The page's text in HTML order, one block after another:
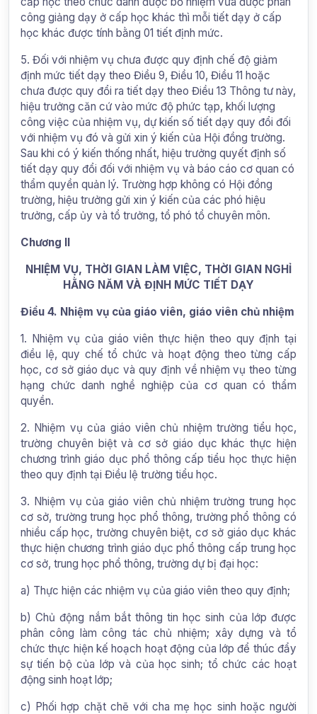
công giảng dạy ở cấp học khác thì mỗi tiết dạy ở cấp
học khác được tính bằng 01 tiết định mức.
5. Đối với nhiệm vụ chưa được quy định chế độ giảm
định mức tiết dạy theo Điều 9, Điều 10, Điều 11 hoặc
chưa được quy đổi ra tiết dạy theo Điều 13 Thông tư này,
hiệu trưởng căn cứ vào mức độ phức tạp, khối lượng
công việc của nhiệm vụ, dự kiến số tiết dạy quy đổi đối
với nhiệm vụ đó và gửi xin ý kiến của Hội đồng trường.
Sau khi có ý kiến thống nhất, hiệu trưởng quyết định số
tiết dạy quy đổi đối với nhiệm vụ và báo cáo cơ quan có
thẩm quyền quản lý. Trường hợp không có Hội đồng
trường, hiệu trưởng gửi xin ý kiến của các phó hiệu
trưởng, cấp ủy và tổ trưởng, tổ phó tổ chuyên môn.
Chương II
NHIỆM VỤ, THỜI GIAN LÀM VIỆC, THỜI GIAN NGHỈ
HẰNG NĂM VÀ ĐỊNH MỨC TIẾT DẠY
Điều 4. Nhiệm vụ của giáo viên, giáo viên chủ nhiệm
1. Nhiệm vụ của giáo viên thực hiện theo quy định tại
điều lệ, quy chế tổ chức và hoạt động theo từng cấp
học, cơ sở giáo dục và quy định về nhiệm vụ theo từng
hạng chức danh nghề nghiệp của cơ quan có thẩm
quyền.
2. Nhiệm vụ của giáo viên chủ nhiệm trường tiểu học,
trường chuyên biệt và cơ sở giáo dục khác thực hiện
chương trình giáo dục phổ thông cấp tiểu học thực hiện
theo quy định tại Điều lệ trường tiểu học.
3. Nhiệm vụ của giáo viên chủ nhiệm trường trung học
cơ sở, trường trung học phổ thông, trường phổ thông có
nhiều cấp học, trường chuyên biệt, cơ sở giáo dục khác
thực hiện chương trình giáo dục phổ thông cấp trung học
cơ sở, trung học phổ thông, trường dự bị đại học:
a) Thực hiện các nhiệm vụ của giáo viên theo quy định;
b) Chủ động nắm bắt thông tin học sinh của lớp được
phân công làm công tác chủ nhiệm; xây dựng và tổ
chức thực hiện kế hoạch hoạt động của lớp để thúc đẩy
sự tiến bộ của lớp và của học sinh; tổ chức các hoạt
động sinh hoạt lớp;
c) Phối hợp chặt chẽ với cha mẹ học sinh hoặc người